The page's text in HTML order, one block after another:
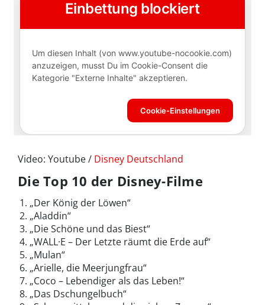
Video: Youtube / Disney Deutschland
Die Top 10 der Disney-Filme
„Der König der Löwen“
„Aladdin“
„Die Schöne und das Biest“
„WALL·E – Der Letzte räumt die Erde auf“
„Mulan“
„Arielle, die Meerjungfrau“
„Coco – Lebendiger als das Leben!“
„Das Dschungelbuch“